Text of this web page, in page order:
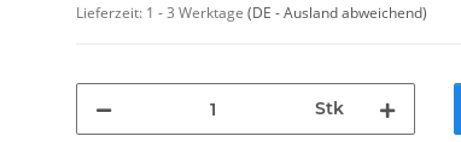
Lieferzeit: 1 - 3 Werktage (DE - Ausland abweichend)
Stk